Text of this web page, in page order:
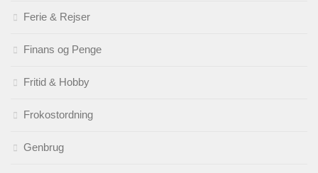
Ferie & Rejser
Finans og Penge
Fritid & Hobby
Frokostordning
Genbrug